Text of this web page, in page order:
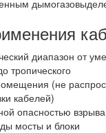
диапазон от
тропического
(не
кабелей)
опасностью взрыва
мосты и блоки